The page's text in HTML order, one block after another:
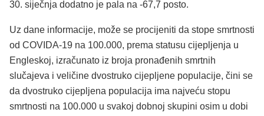
30. siječnja dodatno je pala na -67,7 posto.
Uz dane informacije, može se procijeniti da stope smrtnosti
od COVIDA-19 na 100.000, prema statusu cijepljenja u
Engleskoj, izračunato iz broja pronađenih smrtnih
slučajeva i veličine dvostruko cijepljene populacije, čini se
da dvostruko cijepljena populacija ima najveću stopu
smrtnosti na 100.000 u svakoj dobnoj skupini osim u dobi